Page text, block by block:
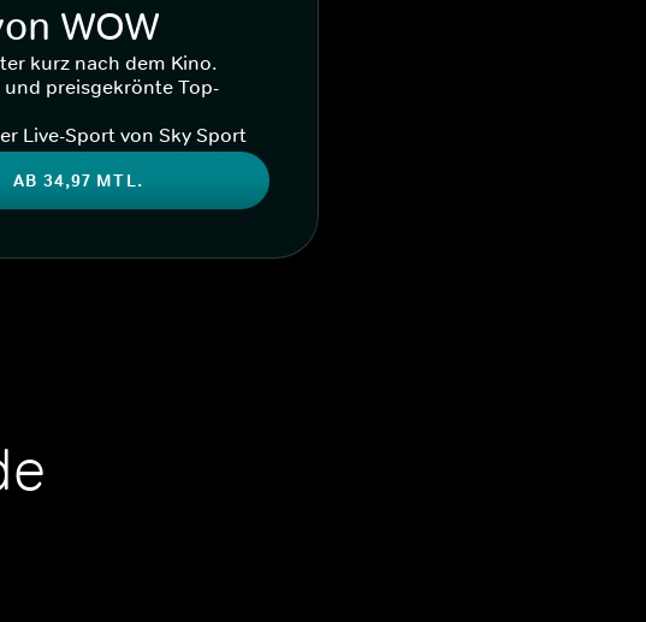
WOW
kurz nach dem Kino.
und preisgekrönte Top-
Live-Sport von Sky Sport
AB 34,97 MTL.